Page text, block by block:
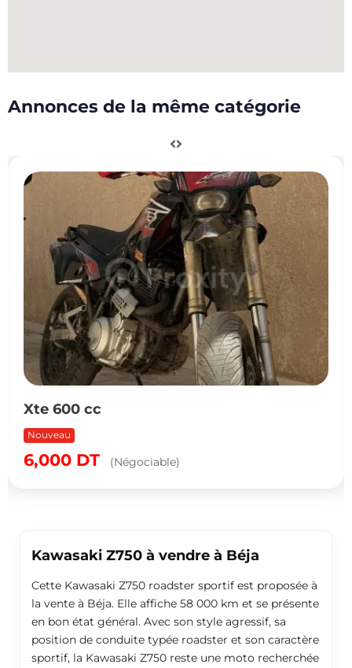
Annonces de la même catégorie
cc
DT (Négociable)
Kawasaki Z750 à vendre à Béja
Cette Kawasaki Z750 roadster sportif est proposée à
la vente à Béja. Elle affiche 58 000 km et se présente
en bon état général. Avec son style agressif, sa
position de conduite typée roadster et son caractère
sportif, la Kawasaki Z750 reste une moto recherchée